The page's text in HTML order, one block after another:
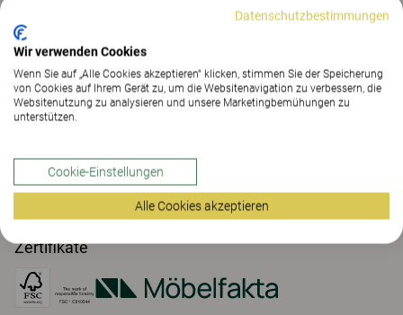
Mehr anzeigen
KONTAKT
Downloads (5) The Better Effect Index (2.3)
Zertifikate
Datenschutzbestimmungen
Wir verwenden Cookies
Wenn Sie auf „Alle Cookies akzeptieren“ klicken, stimmen Sie der Speicherung
von Cookies auf Ihrem Gerät zu, um die Websitenavigation zu verbessern, die
Websitenutzung zu analysieren und unsere Marketingbemühungen zu
unterstützen.
Cookie-Einstellungen
Alle Cookies akzeptieren